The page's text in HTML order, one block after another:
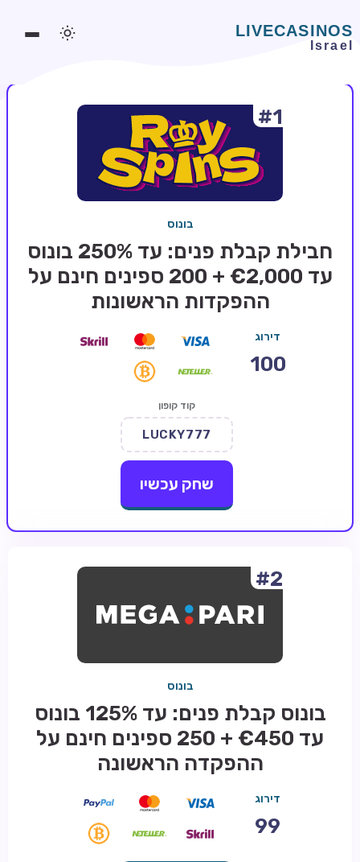
משחקים אונליין
משחקים חינמיים
בלאקג'ק אונליין
בונוסים בקזינו אונליין
בלוג וחדשות
#1
בונוס
חבילת קבלת פנים: עד 250% בונוס
עד €2,000 + 200 ספינים חינם על
ההפקדות הראשונות
דירוג
100
קוד קופון
LUCKY777
שחק עכשיו
#2
בונוס
בונוס קבלת פנים: עד 125% בונוס
עד €450 + 250 ספינים חינם על
ההפקדה הראשונה
דירוג
99